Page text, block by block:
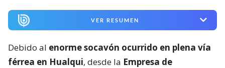
VER RESUMEN
Debido al enorme socavón ocurrido en plena vía
férrea en Hualqui, desde la Empresa de